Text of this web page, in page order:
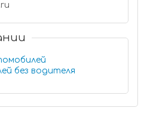
без водителя